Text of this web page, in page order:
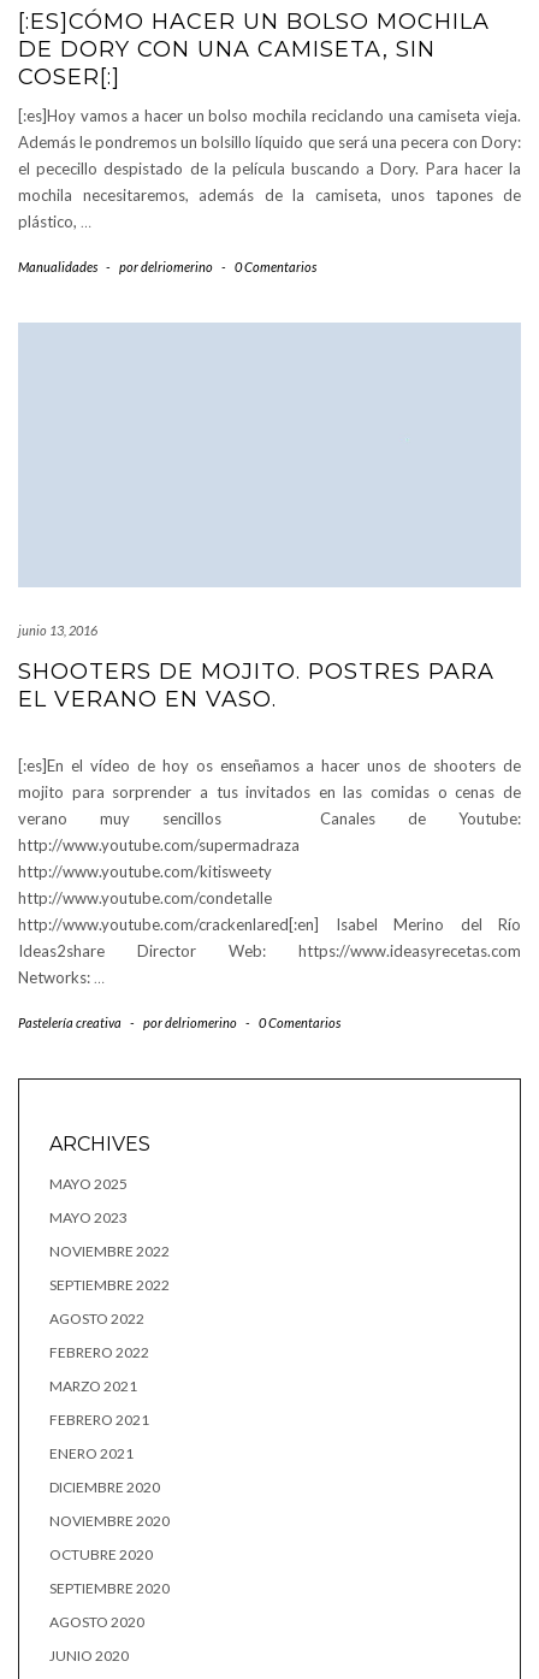
[:ES]CÓMO HACER UN BOLSO MOCHILA
DE DORY CON UNA CAMISETA, SIN
COSER[:]
[:es]Hoy vamos a hacer un bolso mochila reciclando una camiseta vieja.
Además le pondremos un bolsillo líquido que será una pecera con Dory:
el pececillo despistado de la película buscando a Dory. Para hacer la
mochila necesitaremos, además de la camiseta, unos tapones de
plástico, …
Manualidades - pordelriomerino - 0 Comentarios
junio 13, 2016
SHOOTERS DE MOJITO. POSTRES PARA
EL VERANO EN VASO.
[:es]En el vídeo de hoy os enseñamos a hacer unos de shooters de
mojito para sorprender a tus invitados en las comidas o cenas de
verano muy sencillos Canales de Youtube:
http://www.youtube.com/supermadraza
http://www.youtube.com/kitisweety
http://www.youtube.com/condetalle
http://www.youtube.com/crackenlared[:en] Isabel Merino del Río
Ideas2share Director Web: https://www.ideasyrecetas.com
Networks: …
Pastelería creativa - pordelriomerino - 0 Comentarios
ARCHIVES
MAYO 2025
MAYO 2023
NOVIEMBRE 2022
SEPTIEMBRE 2022
AGOSTO 2022
FEBRERO 2022
MARZO 2021
FEBRERO 2021
ENERO 2021
DICIEMBRE 2020
NOVIEMBRE 2020
OCTUBRE 2020
SEPTIEMBRE 2020
AGOSTO 2020
JUNIO 2020